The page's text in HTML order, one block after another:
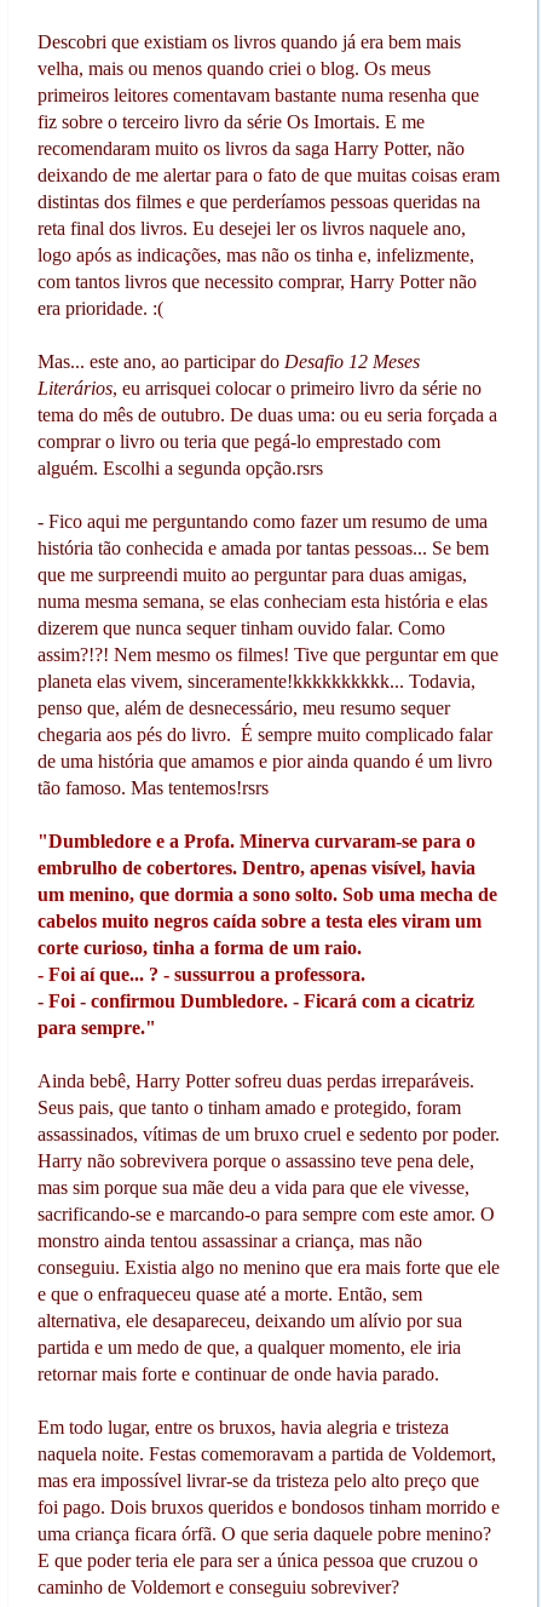
Descobri que existiam os livros quando já era bem mais
velha, mais ou menos quando criei o blog. Os meus
primeiros leitores comentavam bastante numa resenha que
fiz sobre o terceiro livro da série Os Imortais. E me
recomendaram muito os livros da saga Harry Potter, não
deixando de me alertar para o fato de que muitas coisas eram
distintas dos filmes e que perderíamos pessoas queridas na
reta final dos livros. Eu desejei ler os livros naquele ano,
logo após as indicações, mas não os tinha e, infelizmente,
com tantos livros que necessito comprar, Harry Potter não
era prioridade. :(
Mas... este ano, ao participar do Desafio 12 Meses
Literários, eu arrisquei colocar o primeiro livro da série no
tema do mês de outubro. De duas uma: ou eu seria forçada a
comprar o livro ou teria que pegá-lo emprestado com
alguém. Escolhi a segunda opção.rsrs
- Fico aqui me perguntando como fazer um resumo de uma
história tão conhecida e amada por tantas pessoas... Se bem
que me surpreendi muito ao perguntar para duas amigas,
numa mesma semana, se elas conheciam esta história e elas
dizerem que nunca sequer tinham ouvido falar. Como
assim?!?! Nem mesmo os filmes! Tive que perguntar em que
planeta elas vivem, sinceramente!kkkkkkkkkk... Todavia,
penso que, além de desnecessário, meu resumo sequer
chegaria aos pés do livro. É sempre muito complicado falar
de uma história que amamos e pior ainda quando é um livro
tão famoso. Mas tentemos!rsrs
"Dumbledore e a Profa. Minerva curvaram-se para o
embrulho de cobertores. Dentro, apenas visível, havia
um menino, que dormia a sono solto. Sob uma mecha de
cabelos muito negros caída sobre a testa eles viram um
corte curioso, tinha a forma de um raio.
- Foi aí que... ? - sussurrou a professora.
- Foi - confirmou Dumbledore. - Ficará com a cicatriz
para sempre."
Ainda bebê, Harry Potter sofreu duas perdas irreparáveis.
Seus pais, que tanto o tinham amado e protegido, foram
assassinados, vítimas de um bruxo cruel e sedento por poder.
Harry não sobrevivera porque o assassino teve pena dele,
mas sim porque sua mãe deu a vida para que ele vivesse,
sacrificando-se e marcando-o para sempre com este amor. O
monstro ainda tentou assassinar a criança, mas não
conseguiu. Existia algo no menino que era mais forte que ele
e que o enfraqueceu quase até a morte. Então, sem
alternativa, ele desapareceu, deixando um alívio por sua
partida e um medo de que, a qualquer momento, ele iria
retornar mais forte e continuar de onde havia parado.
Em todo lugar, entre os bruxos, havia alegria e tristeza
naquela noite. Festas comemoravam a partida de Voldemort,
mas era impossível livrar-se da tristeza pelo alto preço que
foi pago. Dois bruxos queridos e bondosos tinham morrido e
uma criança ficara órfã. O que seria daquele pobre menino?
E que poder teria ele para ser a única pessoa que cruzou o
caminho de Voldemort e conseguiu sobreviver?